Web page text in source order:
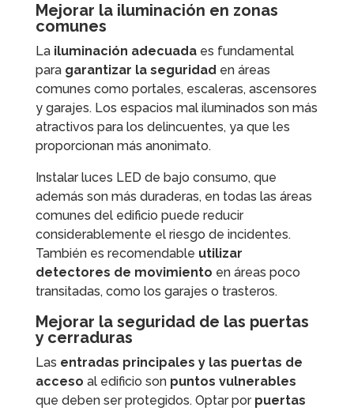
Mejorar la iluminación en zonas
comunes
La iluminación adecuadaes fundamental
para garantizar la seguridad en áreas
comunes como portales, escaleras, ascensores
y garajes. Los espacios mal iluminados son más
atractivos para los delincuentes, ya que les
proporcionan más anonimato.
Instalar luces LED de bajo consumo, que
además son más duraderas, en todas las áreas
comunes del edificio puede reducir
considerablemente el riesgo de incidentes.
También es recomendable utilizar
detectores de movimiento en áreas poco
transitadas, como los garajes o trasteros.
Mejorar la seguridad de las puertas
y cerraduras
Las entradas principales y las puertas de
acceso al edificio son puntos vulnerables
que deben ser protegidos. Optar por puertas